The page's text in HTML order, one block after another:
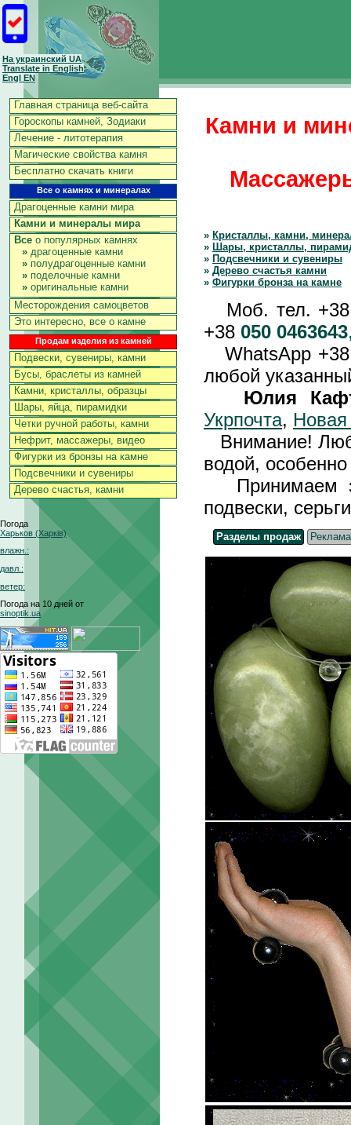
На украинский UA
Translate in English
Engl EN
Главная страница веб-сайта
Гороскопы камней, Зодиаки
Лечение - литотерапия
Магические свойства камня
Бесплатно скачать книги
Все о камнях и минералах
Драгоценные камни мира
Камни и минералы мира
Все о популярных камнях
» драгоценные камни
» полудрагоценные камни
» поделочные камни
» оригинальные камни
Месторождения самоцветов
Это интересно, все о камне
Продам изделия из камней
Подвески, сувениры, камни
Бусы, браслеты из камней
Камни, кристаллы, образцы
Шары, яйца, пирамидки
Четки ручной работы, камни
Нефрит, массажеры, видео
Фигурки из бронзы на камне
Подсвечники и сувениры
Дерево счастья, камни
Камни и
» Кристаллы, камни,
» Шары, кристаллы,
» Подсвечники и сувениры
» Дерево счастья камни
» Фигурки бронза на камне
Моб. тел.
+38 050 0463643
WhatsApp
любой
Юлия
Укрпочта, Новая
Внимание!
водой,
Принимаем
подвески,
Разделы продаж Реклама
Погода
Харьков (Харків)
влажн.:
давл.:
ветер:
Погода на 10 дней от
sinoptik.ua